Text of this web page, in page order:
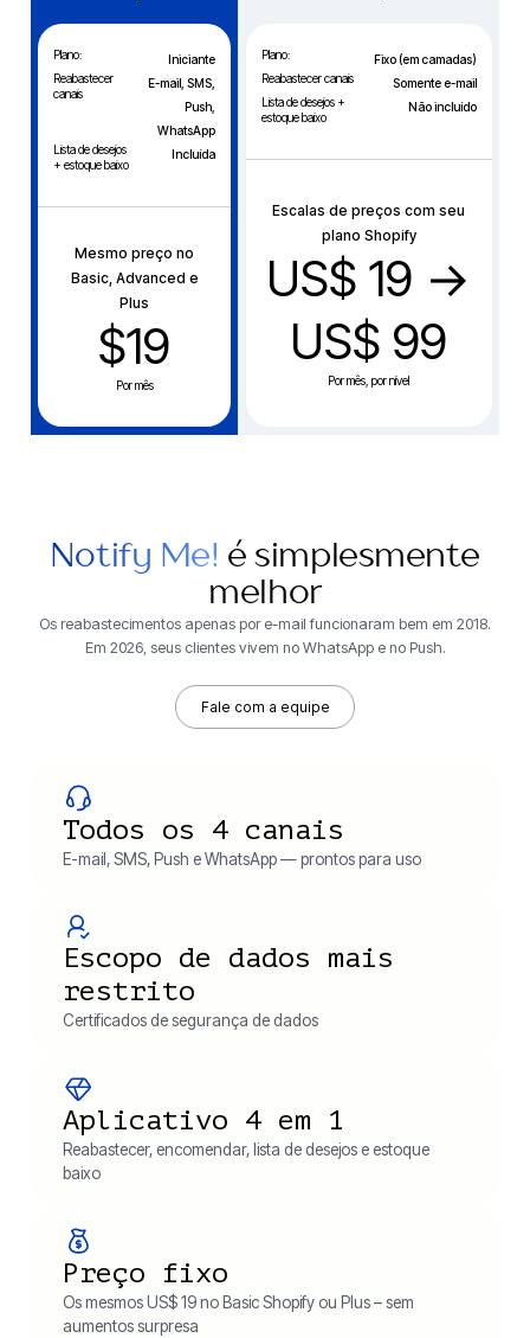
Plano:
Iniciante
Reabastecer
canais
E-mail, SMS,
Push,
WhatsApp
Lista de desejos
+ estoque baixo
Incluída
Mesmo preço no
Basic, Advanced e
Plus
$19
Por mês
Plano:
Fixo (em camadas)
Reabastecer canais
Somente e-mail
Lista de desejos +
estoque baixo
Não incluído
Escalas de preços com seu
plano Shopify
US$ 19 →
US$ 99
Por mês, por nível
Notify Me! é simplesmente
melhor
Os reabastecimentos apenas por e-mail funcionaram bem em 2018.
Em 2026, seus clientes vivem no WhatsApp e no Push.
Fale com a equipe
Todos os 4 canais
E-mail, SMS, Push e WhatsApp — prontos para uso
Escopo de dados mais
restrito
Certificados de segurança de dados
Aplicativo 4 em 1
Reabastecer, encomendar, lista de desejos e estoque
baixo
Preço fixo
Os mesmos US$ 19 no Basic Shopify ou Plus – sem
aumentos surpresa